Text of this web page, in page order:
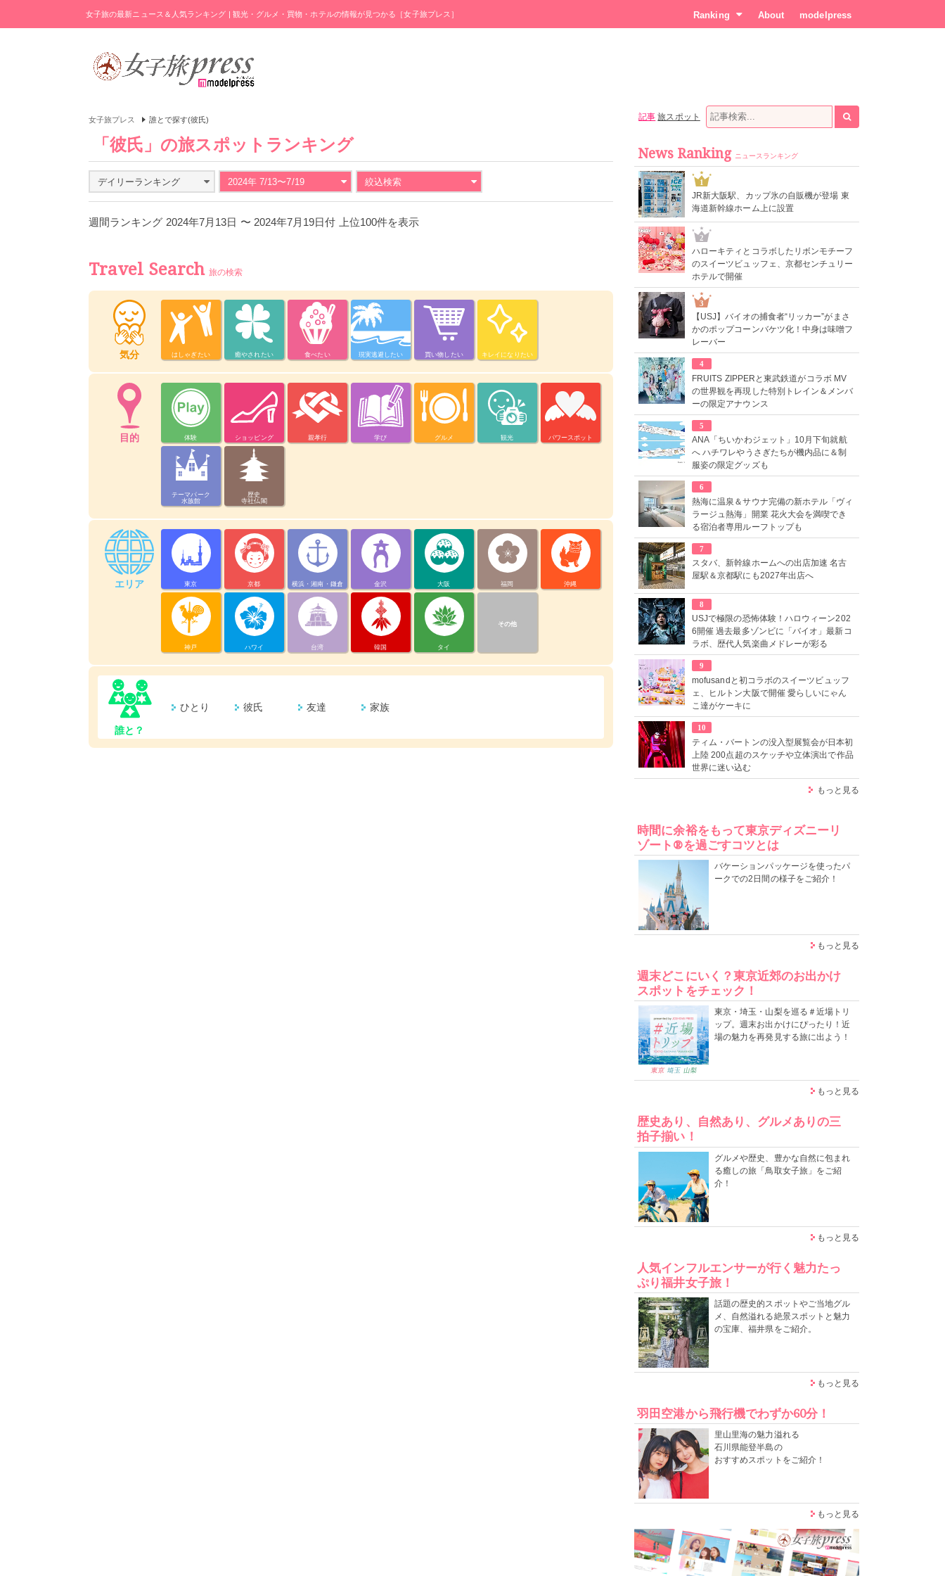
女子旅の最新ニュース＆人気ランキング | 観光・グルメ・買物・ホテルの情報が見つかる［女子旅プレス］ Ranking About modelpress
女子旅プレス 誰とで探す(彼氏)
「彼氏」の旅スポットランキング
デイリーランキング 2024年 7/13〜7/19 絞込検索
週間ランキング 2024年7月13日 〜 2024年7月19日付 上位100件を表示
Travel Search 旅の検索
気分 はしゃぎたい 癒やされたい 食べたい 現実逃避したい 買い物したい キレイになりたい
目的 体験 ショッピング 親孝行 学び グルメ 観光 パワースポット
テーマパーク
水族館
歴史
寺社仏閣
エリア 東京 京都 横浜・湘南・鎌倉 金沢 大阪 福岡 沖縄
神戸 ハワイ 台湾 韓国 タイ
その他
誰と？
ひとり 彼氏 友達 家族
記事 旅スポット
News Ranking ニュースランキング
1
JR新大阪駅、カップ氷の自販機が登場 東
海道新幹線ホーム上に設置
2
ハローキティとコラボしたリボンモチーフ
のスイーツビュッフェ、京都センチュリー
ホテルで開催
3
【USJ】バイオの捕食者“リッカー”がまさ
かのポップコーンバケツ化！中身は味噌フ
レーバー
4
FRUITS ZIPPERと東武鉄道がコラボ MV
の世界観を再現した特別トレイン＆メンバ
ーの限定アナウンス
5
ANA「ちいかわジェット」10月下旬就航
へ ハチワレやうさぎたちが機内品に＆制
服姿の限定グッズも
6
熱海に温泉＆サウナ完備の新ホテル「ヴィ
ラージュ熱海」開業 花火大会を満喫でき
る宿泊者専用ルーフトップも
7
スタバ、新幹線ホームへの出店加速 名古
屋駅＆京都駅にも2027年出店へ
8
USJで極限の恐怖体験！ハロウィーン202
6開催 過去最多ゾンビに「バイオ」最新コ
ラボ、歴代人気楽曲メドレーが彩る
9
mofusandと初コラボのスイーツビュッフ
ェ、ヒルトン大阪で開催 愛らしいにゃん
こ達がケーキに
10
ティム・バートンの没入型展覧会が日本初
上陸 200点超のスケッチや立体演出で作品
世界に迷い込む
もっと見る
時間に余裕をもって東京ディズニーリ
ゾート®を過ごすコツとは
バケーションパッケージを使ったパ
ークでの2日間の様子をご紹介！
もっと見る
週末どこにいく？東京近郊のお出かけ
スポットをチェック！
東京・埼玉・山梨を巡る＃近場トリ
ップ。週末お出かけにぴったり！近
場の魅力を再発見する旅に出よう！
もっと見る
歴史あり、自然あり、グルメありの三
拍子揃い！
グルメや歴史、豊かな自然に包まれ
る癒しの旅「鳥取女子旅」をご紹
介！
もっと見る
人気インフルエンサーが行く魅力たっ
ぷり福井女子旅！
話題の歴史的スポットやご当地グル
メ、自然溢れる絶景スポットと魅力
の宝庫、福井県をご紹介。
もっと見る
羽田空港から飛行機でわずか60分！
里山里海の魅力溢れる
石川県能登半島の
おすすめスポットをご紹介！
もっと見る